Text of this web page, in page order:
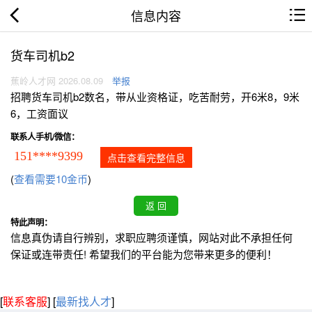
信息内容
货车司机b2
蕉岭人才网 2026.08.09 举报
招聘货车司机b2数名，带从业资格证，吃苦耐劳，开6米8，9米
6，工资面议
联系人手机/微信：
151****9399 点击查看完整信息
(查看需要10金币)
特此声明：
信息真伪请自行辨别，求职应聘须谨慎，网站对此不承担任何
保证或连带责任! 希望我们的平台能为您带来更多的便利！
[联系客服] [最新找人才]